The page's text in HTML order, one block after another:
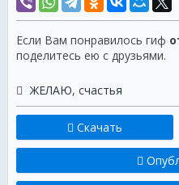
Если Вам понравилось гиф
поделитесь ею с друзьями.
ЖЕЛАЮ, счастья
Скачать